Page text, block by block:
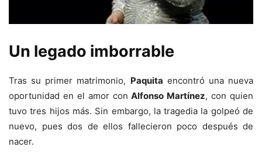
Un legado imborrable
Tras su primer matrimonio, Paquita encontró una nueva
oportunidad en el amor conAlfonso Martínez, con quien
tuvo tres hijos más. Sin embargo, la tragedia la golpeó de
nuevo, pues dos de ellos fallecieron poco después de
nacer.